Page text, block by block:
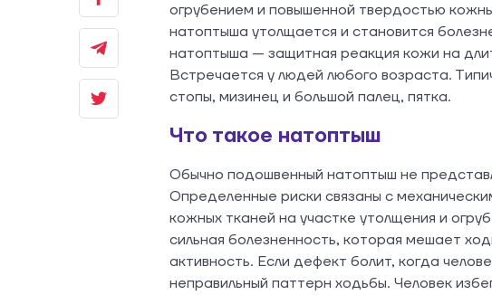
огрубением и повышенной твердостью
натоптыша утолщается и становится
натоптыша — защитная реакция кожи на
Встречается у людей любого возраста.
стопы, мизинец и большой палец, пятка.
Что такое натоптыш
Обычно подошвенный натоптыш не
Определенные риски связаны с
кожных тканей на участке утолщения и
сильная болезненность, которая мешает
активность. Если дефект болит, когда
неправильный паттерн ходьбы. Человек